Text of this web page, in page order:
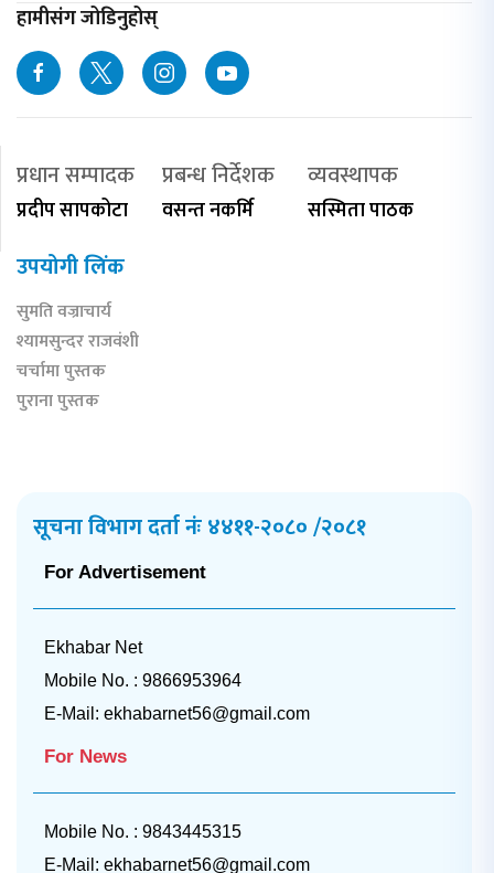
हामीसंग जोडिनुहोस्
प्रधान सम्पादक
प्रदीप सापकोटा
प्रबन्ध निर्देशक
वसन्त नकर्मि
व्यवस्थापक
सस्मिता पाठक
उपयोगी लिंक
सुमति वज्राचार्य
श्यामसुन्दर राजवंशी
चर्चामा पुस्तक
पुराना पुस्तक
सूचना विभाग दर्ता नंः ४४११-२०८० /२०८१
For Advertisement
Ekhabar Net
Mobile No. : 9866953964
E-Mail: ekhabarnet56@gmail.com
For News
Mobile No. : 9843445315
E-Mail: ekhabarnet56@gmail.com